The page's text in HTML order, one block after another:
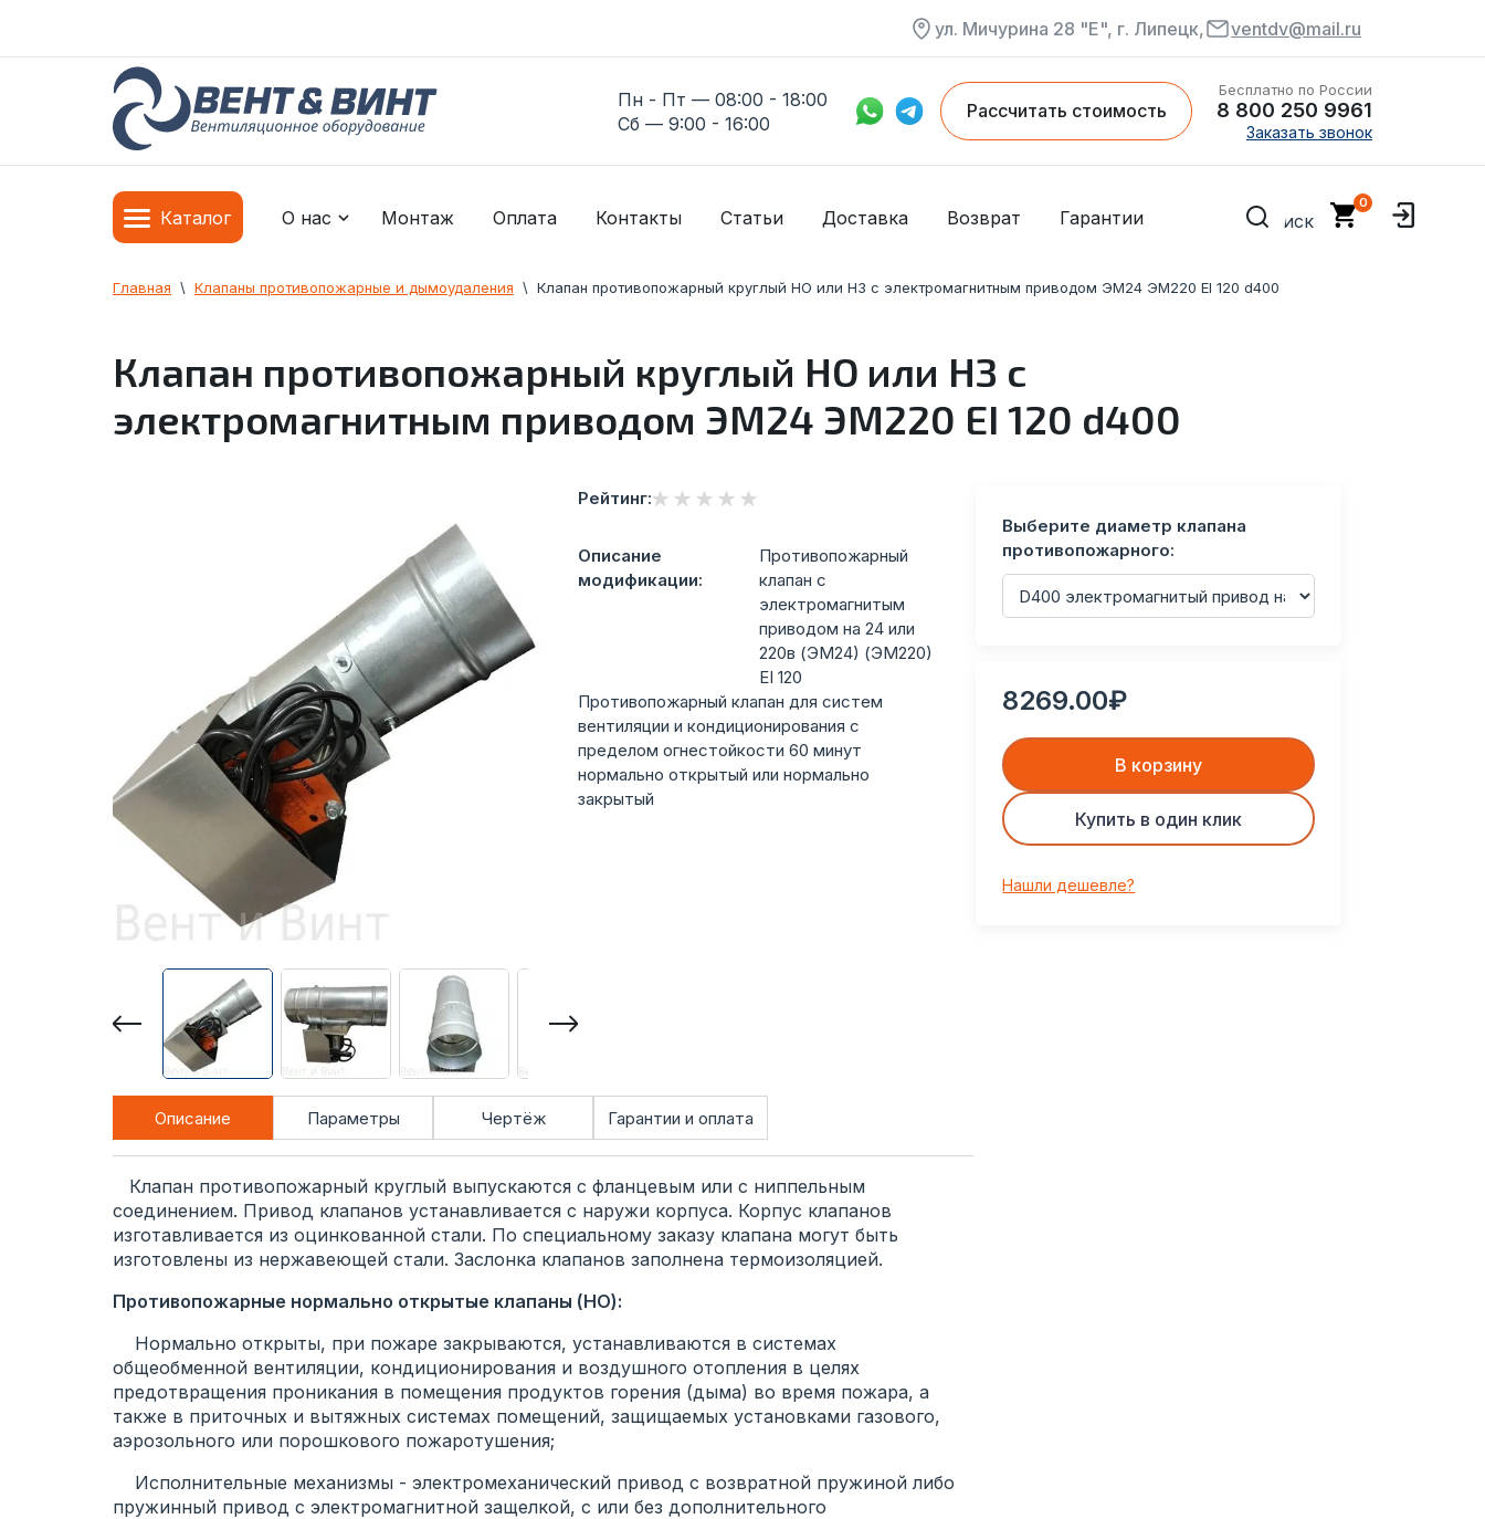
ул. Мичурина 28 "Е", г. Липецк, ventdv@mail.ru
Пн - Пт — 08:00 - 18:00
Сб — 9:00 - 16:00
Рассчитать стоимость
Бесплатно по России
8 800 250 9961
Заказать звонок
Каталог О нас Оплата Доставка Гарантии
Возврат
Монтаж Контакты Статьи
Главная
  \
Клапаны противопожарные и дымоудаления
  \
Клапан противопожарный круглый НО или НЗ с электромагнитным приводом ЭМ24 ЭМ220 EI 120 d400
Клапан противопожарный круглый НО или НЗ с
электромагнитным приводом ЭМ24 ЭМ220 EI 120 d400
Рейтинг:
Описание
модификации:
Противопожарный
клапан с
электромагнитым
приводом на 24 или
220в (ЭМ24) (ЭМ220)
EI 120
Противопожарный клапан для систем
вентиляции и кондиционирования с
пределом огнестойкости 60 минут
нормально открытый или нормально
закрытый
Описание Параметры Чертёж Гарантии и оплата
Клапан противопожарный круглый выпускаются с фланцевым или с ниппельным
соединением. Привод клапанов устанавливается с наружи корпуса. Корпус клапанов
изготавливается из оцинкованной стали. По специальному заказу клапана могут быть
изготовлены из нержавеющей стали. Заслонка клапанов заполнена термоизоляцией.
Противопожарные нормально открытые клапаны (НО):
Нормально открыты, при пожаре закрываются, устанавливаются в системах
общеобменной вентиляции, кондиционирования и воздушного отопления в целях
предотвращения проникания в помещения продуктов горения (дыма) во время пожара, а
также в приточных и вытяжных системах помещений, защищаемых установками газового,
аэрозольного или порошкового пожаротушения;
Исполнительные механизмы - электромеханический привод с возвратной пружиной либо
пружинный привод с электромагнитной защелкой, с или без дополнительного
Выберите диаметр клапана
противопожарного:
8269.00₽
В корзину
Купить в один клик
Нашли дешевле?